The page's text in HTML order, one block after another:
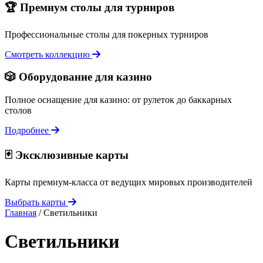
🏆 Премиум столы для турниров
Профессиональные столы для покерных турниров
Смотреть коллекцию
🎲 Оборудование для казино
Полное оснащение для казино: от рулеток до баккарных
столов
Подробнее
🃏 Эксклюзивные карты
Карты премиум-класса от ведущих мировых производителей
Выбрать карты
Главная / Светильники
Светильники